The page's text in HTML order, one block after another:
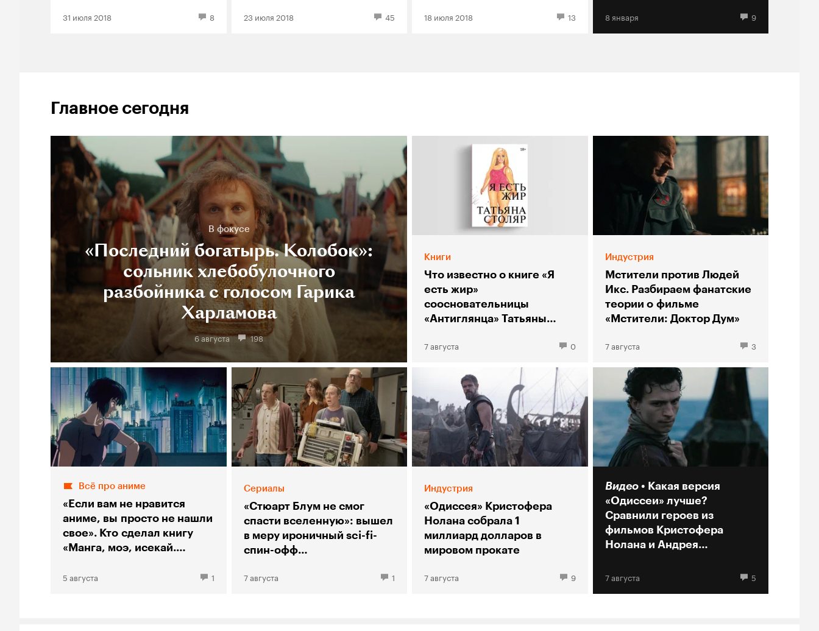
31 июля 2018 8 23 июля 2018 45 18 июля 2018 13 8 января 9
Главное сегодня
В фокусе
«Последний богатырь. Колобок»:
сольник хлебобулочного
разбойника с голосом Гарика
Харламова
6 августа 198
Книги
Что известно о книге «Я
есть жир»
соосновательницы
«Антиглянца» Татьяны
7 августа 0
Индустрия
Мстители против Людей
Икс. Разбираем фанатские
теории о фильме
«Мстители: Доктор Дум»
7 августа 3
Всё про аниме
«Если вам не нравится
аниме, вы просто не нашли
свое». Кто сделал книгу
«Манга, моэ, исекай.
5 августа 1
Сериалы
«Стюарт Блум не смог
спасти вселенную»: вышел
в меру ироничный sci-fi-
спин-офф
7 августа 1
Индустрия
«Одиссея» Кристофера
Нолана собрала 1
миллиард долларов в
мировом прокате
7 августа 9
Видео
Какая версия
«Одиссеи» лучше?
Сравнили героев из
фильмов Кристофера
Нолана и Андрея
7 августа 5